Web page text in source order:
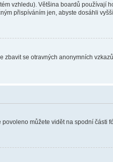
vzhledu). Většina boardů používají
přispíváním jen, abyste dosáhli
se otravných anonymních
můžete vidět na spodní části